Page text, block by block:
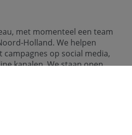
met momenteel een team
Holland. We helpen
op social media,
kanalen. We staan open